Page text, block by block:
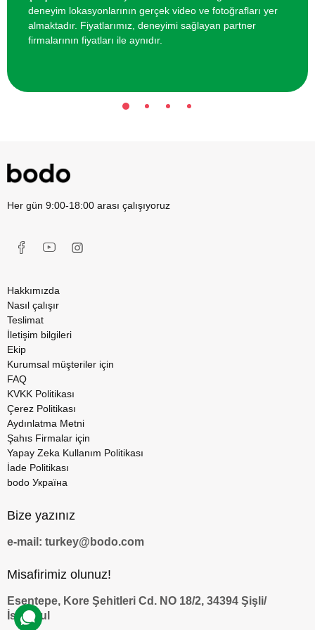
Yelken Kursu 17500 TL
deneyim lokasyonlarının gerçek video ve fotoğrafları yer
almaktadır. Fiyatlarımız, deneyimi sağlayan partner
firmalarının fiyatları ile aynıdır.
Her gün 9:00-18:00 arası çalışıyoruz
Hakkımızda
Nasıl çalışır
Teslimat
İletişim bilgileri
Ekip
Kurumsal müşteriler için
FAQ
KVKK Politikası
Çerez Politikası
Aydınlatma Metni
Şahıs Firmalar için
Yapay Zeka Kullanım Politikası
İade Politikası
bodo Україна
Bize yazınız
e-mail: turkey@bodo.com
Misafirimiz olunuz!
Esentepe, Kore Şehitleri Cd. NO 18/2, 34394 Şişli/
İstanbul